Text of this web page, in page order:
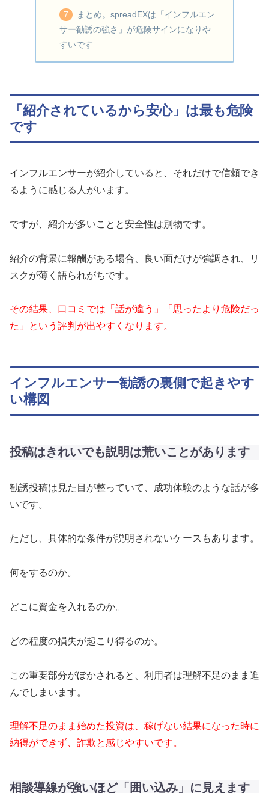
まとめ。spreadEXは「インフルエン
サー勧誘の強さ」が危険サインになりや
すいです
「紹介されているから安心」は最も危険
です
インフルエンサーが紹介していると、それだけで信頼でき
るように感じる人がいます。
ですが、紹介が多いことと安全性は別物です。
紹介の背景に報酬がある場合、良い面だけが強調され、リ
スクが薄く語られがちです。
その結果、口コミでは「話が違う」「思ったより危険だっ
た」という評判が出やすくなります。
インフルエンサー勧誘の裏側で起きやす
い構図
投稿はきれいでも説明は荒いことがあります
勧誘投稿は見た目が整っていて、成功体験のような話が多
いです。
ただし、具体的な条件が説明されないケースもあります。
何をするのか。
どこに資金を入れるのか。
どの程度の損失が起こり得るのか。
この重要部分がぼかされると、利用者は理解不足のまま進
んでしまいます。
理解不足のまま始めた投資は、稼げない結果になった時に
納得ができず、詐欺と感じやすいです。
相談導線が強いほど「囲い込み」に見えます